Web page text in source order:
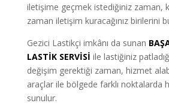
iletişime geçmek istediğiniz zaman,
zaman iletişim kuracağınız birilerini
Gezici Lastikçi imkânı da sunan
LASTİK SERVİSİ ile lastiğiniz
değişim gerektiği zaman, hizmet
araçlar ile bölgede farklı noktalarda
sunulur.